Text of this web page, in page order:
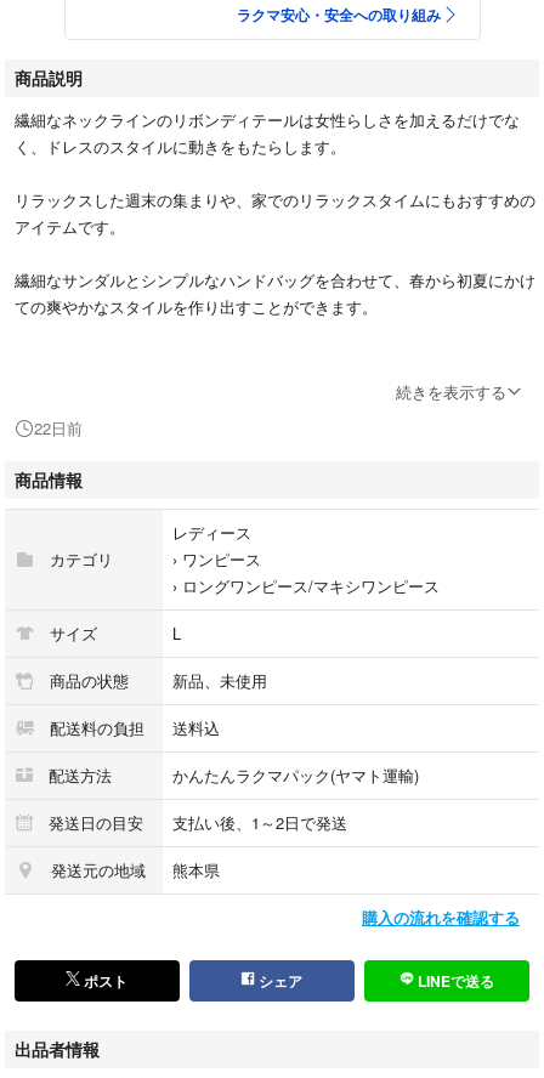
ラクマ安心・安全への取り組み
商品説明
繊細なネックラインのリボンディテールは女性らしさを加えるだけでな
く、ドレスのスタイルに動きをもたらします。
リラックスした週末の集まりや、家でのリラックスタイムにもおすすめの
アイテムです。
繊細なサンダルとシンプルなハンドバッグを合わせて、春から初夏にかけ
ての爽やかなスタイルを作り出すことができます。
着丈：127.5cm
【素材】
裏地：ポリエステル 100%
【カラー】
※ 新品未使用品ですが自宅保管の為、完璧を求める方はご購入をお控え下
※不明な点は必ずご質問いただきご納得の上でのご購入をお願いいたしま
※他のサイトでも出品していますので在庫確認の為ご購入前にコメントお
願いします。
※画面上と実物では多少色具合が異なって見える場合もございます。
続きを表示する
22日前
商品情報
カテゴリ
レディース
› ワンピース
› ロングワンピース/マキシワンピース
サイズ L
商品の状態 新品、未使用
配送料の負担 送料込
配送方法 かんたんラクマパック(ヤマト運輸)
発送日の目安 支払い後、1～2日で発送
発送元の地域 熊本県
購入の流れを確認する
ポスト シェア LINEで送る
出品者情報